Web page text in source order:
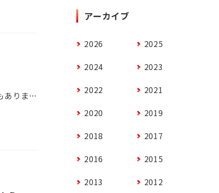
Webビジネスを展開していく上で担当者が身につけておくべき知識は幾つもあります。例えばマーケティングやクリエイティブのように自社や商品の知名度や魅力を最大化するための知識は「攻めの知識」と言えるでしょう。 一方で、トラブルから身を守るために必要な「守りの知識」もあります。代表的なものが法律知識です。Webが広く一般化された現代においては、思わぬところで法律や他者の権利を侵害してしまう、あるいは自社の権利が脅かされるリスクが生じうるため、これからのWeb担当者は法律もカバーしていくことが求められてきているのです。 そこで今回は、Webビジネスを展開していく上で知っておきたい法律知識を紹介していきます。普段何気なく取っていた行動が実は権利侵害になっていた…ということもありえますので、日々の運用を見直す参考にもしてみてください。
アーカイブ
2026
2025
2024
2023
2022
2021
2020
2019
2018
2017
2016
2015
2013
2012